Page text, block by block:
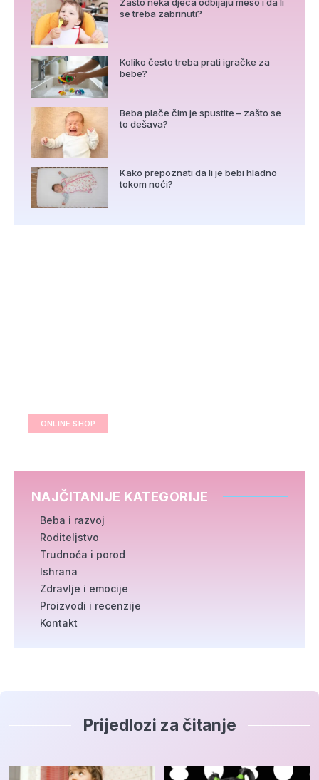
se treba zabrinuti?
Koliko često treba prati igračke za
bebe?
Beba plače čim je spustite – zašto se
to dešava?
Kako prepoznati da li je bebi hladno
tokom noći?
ONLINE SHOP
NAJČITANIJE KATEGORIJE
Beba i razvoj
Roditeljstvo
Trudnoća i porod
Ishrana
Zdravlje i emocije
Proizvodi i recenzije
Kontakt
Prijedlozi za čitanje